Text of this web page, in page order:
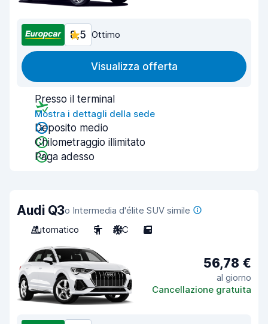
8,5 Ottimo
Visualizza offerta
Presso il terminal
Mostra i dettagli della sede
Deposito medio
Chilometraggio illimitato
Paga adesso
Audi Q3o Intermedia d'élite SUV simile
Automatico
5 A/C 5
56,78 €
al giorno
Cancellazione gratuita